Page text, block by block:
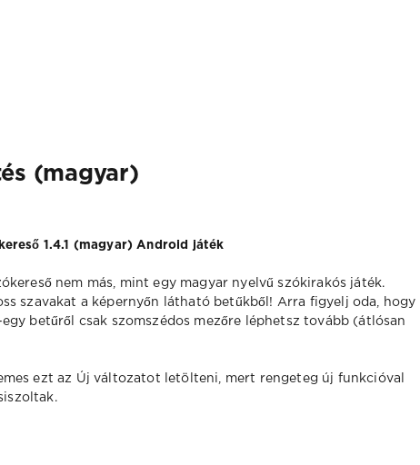
(magyar)
1.4.1 (magyar) Android játék
nem más, mint egy magyar nyelvű szókirakós játék.
szavakat a képernyőn látható betűkből! Arra figyelj oda, hogy
betűről csak szomszédos mezőre léphetsz tovább (átlósan
ezt az Új változatot letölteni, mert rengeteg új funkcióval